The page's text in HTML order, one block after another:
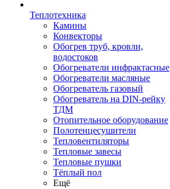
Теплотехника
Камины
Конвекторы
Обогрев труб, кровли,
водостоков
Обогреватели инфрактасные
Обогреватели масляные
Обогреватель газовый
Обогреватель на DIN-рейку
ТДМ
Отопительное оборудование
Полотенцесушители
Тепловентиляторы
Тепловые завесы
Тепловые пушки
Тёплый пол
Ещё